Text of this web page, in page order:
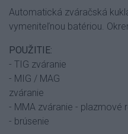
Automatická zváračská
vymeniteľnou batériou.
POUŽITIE:
- TIG zváranie
- MIG / MAG
zváranie
- MMA zváranie - plazmové
- brúsenie